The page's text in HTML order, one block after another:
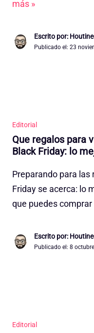
más »
Escrito por:
Publicado el: 23
Editorial
Que regalos para
Black Friday: lo
Preparando para las
Friday se acerca: lo
que puedes
Escrito por:
Publicado el: 8
Editorial